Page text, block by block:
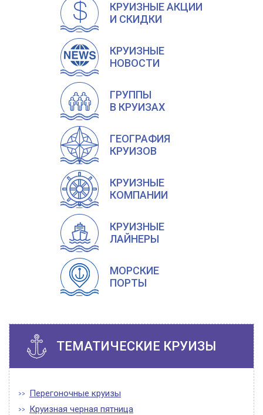
КРУИЗНЫЕ АКЦИИ
И СКИДКИ
КРУИЗНЫЕ
НОВОСТИ
ГРУППЫ
В КРУИЗАХ
ГЕОГРАФИЯ
КРУИЗОВ
КРУИЗНЫЕ
КОМПАНИИ
КРУИЗНЫЕ
ЛАЙНЕРЫ
МОРСКИЕ
ПОРТЫ
ТЕМАТИЧЕСКИЕ КРУИЗЫ
Перегоночные круизы
Круизная черная пятница